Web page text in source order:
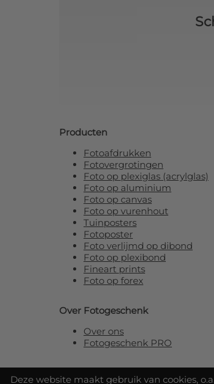
Deze website maakt gebruik van cookies,
Producten
Fotoafdrukken
Fotovergrotingen
Foto op plexiglas (acrylglas)
Foto op aluminium
Foto op canvas
Foto op vurenhout
Tuinposters
Fotoposter
Foto verlijmd op dibond
Foto op plexibond
Fineart prints
Foto op forex
Over Fotogeschenk
Over ons
Fotogeschenk PRO